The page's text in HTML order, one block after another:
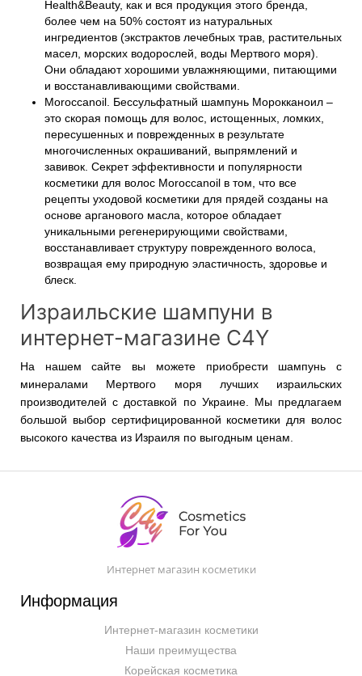
Health&Beauty, как и вся продукция этого бренда,
более чем на 50% состоят из натуральных
ингредиентов (экстрактов лечебных трав, растительных
масел, морских водорослей, воды Мертвого моря).
Они обладают хорошими увлажняющими, питающими
и восстанавливающими свойствами.
Moroccanoil. Бессульфатный шампунь Морокканоил –
это скорая помощь для волос, истощенных, ломких,
пересушенных и поврежденных в результате
многочисленных окрашиваний, выпрямлений и
завивок. Секрет эффективности и популярности
косметики для волос Moroccanoil в том, что все
рецепты уходовой косметики для прядей созданы на
основе арганового масла, которое обладает
уникальными регенерирующими свойствами,
восстанавливает структуру поврежденного волоса,
возвращая ему природную эластичность, здоровье и
блеск.
Израильские шампуни в
интернет-магазине C4Y
На нашем сайте вы можете приобрести шампунь с
минералами Мертвого моря лучших израильских
производителей с доставкой по Украине. Мы предлагаем
большой выбор сертифицированной косметики для волос
высокого качества из Израиля по выгодным ценам.
Интернет магазин косметики
Информация
Интернет-магазин косметики
Наши преимущества
Корейская косметика